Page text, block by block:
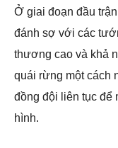
Ở giai đoạn đầu
đánh sợ với các
thương cao và khả
quái rừng một cách
đồng đội liên tục để
hình.